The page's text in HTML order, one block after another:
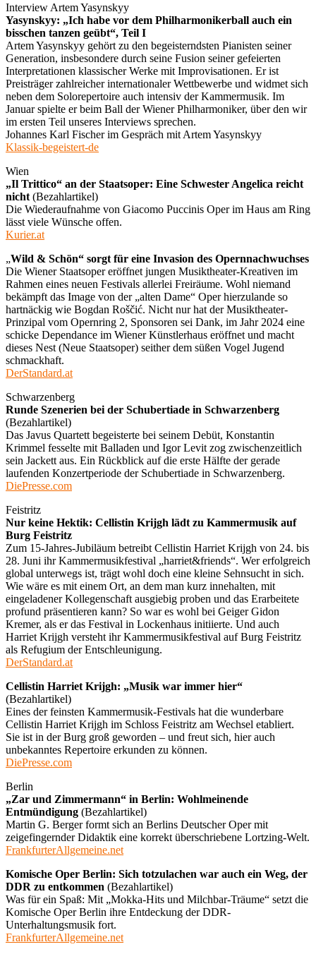
Interview Artem Yasynskyy
Yasynskyy: „Ich habe vor dem Philharmonikerball auch ein
bisschen tanzen geübt“, Teil I
Artem Yasynskyy gehört zu den begeisterndsten Pianisten seiner
Generation, insbesondere durch seine Fusion seiner gefeierten
Interpretationen klassischer Werke mit Improvisationen. Er ist
Preisträger zahlreicher internationaler Wettbewerbe und widmet sich
neben dem Solorepertoire auch intensiv der Kammermusik. Im
Januar spielte er beim Ball der Wiener Philharmoniker, über den wir
im ersten Teil unseres Interviews sprechen.
Johannes Karl Fischer im Gespräch mit Artem Yasynskyy
Klassik-begeistert-de
Wien
„Il Trittico“ an der Staatsoper: Eine Schwester Angelica reicht
nicht (Bezahlartikel)
Die Wiederaufnahme von Giacomo Puccinis Oper im Haus am Ring
lässt viele Wünsche offen.
Kurier.at
„Wild & Schön“ sorgt für eine Invasion des Opernnachwuchses
Die Wiener Staatsoper eröffnet jungen Musiktheater-Kreativen im
Rahmen eines neuen Festivals allerlei Freiräume. Wohl niemand
bekämpft das Image von der „alten Dame“ Oper hierzulande so
hartnäckig wie Bogdan Roščić. Nicht nur hat der Musiktheater-
Prinzipal vom Opernring 2, Sponsoren sei Dank, im Jahr 2024 eine
schicke Dependance im Wiener Künstlerhaus eröffnet und macht
dieses Nest (Neue Staatsoper) seither dem süßen Vogel Jugend
schmackhaft.
DerStandard.at
Schwarzenberg
Runde Szenerien bei der Schubertiade in Schwarzenberg
(Bezahlartikel)
Das Javus Quartett begeisterte bei seinem Debüt, Konstantin
Krimmel fesselte mit Balladen und Igor Levit zog zwischenzeitlich
sein Jackett aus. Ein Rückblick auf die erste Hälfte der gerade
laufenden Konzertperiode der Schubertiade in Schwarzenberg.
DiePresse.com
Feistritz
Nur keine Hektik: Cellistin Krijgh lädt zu Kammermusik auf
Burg Feistritz
Zum 15-Jahres-Jubiläum betreibt Cellistin Harriet Krijgh von 24. bis
28. Juni ihr Kammermusikfestival „harriet&friends“. Wer erfolgreich
global unterwegs ist, trägt wohl doch eine kleine Sehnsucht in sich.
Wie wäre es mit einem Ort, an dem man kurz innehalten, mit
eingeladener Kollegenschaft ausgiebig proben und das Erarbeitete
profund präsentieren kann? So war es wohl bei Geiger Gidon
Kremer, als er das Festival in Lockenhaus initiierte. Und auch
Harriet Krijgh versteht ihr Kammermusikfestival auf Burg Feistritz
als Refugium der Entschleunigung.
DerStandard.at
Cellistin Harriet Krijgh: „Musik war immer hier“
(Bezahlartikel)
Eines der feinsten Kammermusik-Festivals hat die wunderbare
Cellistin Harriet Krijgh im Schloss Feistritz am Wechsel etabliert.
Sie ist in der Burg groß geworden – und freut sich, hier auch
unbekanntes Repertoire erkunden zu können.
DiePresse.com
Berlin
„Zar und Zimmermann“ in Berlin: Wohlmeinende
Entmündigung (Bezahlartikel)
Martin G. Berger formt sich an Berlins Deutscher Oper mit
zeigefingernder Didaktik eine korrekt überschriebene Lortzing-Welt.
FrankfurterAllgemeine.net
Komische Oper Berlin: Sich totzulachen war auch ein Weg, der
DDR zu entkommen (Bezahlartikel)
Was für ein Spaß: Mit „Mokka-Hits und Milchbar-Träume“ setzt die
Komische Oper Berlin ihre Entdeckung der DDR-
Unterhaltungsmusik fort.
FrankfurterAllgemeine.net